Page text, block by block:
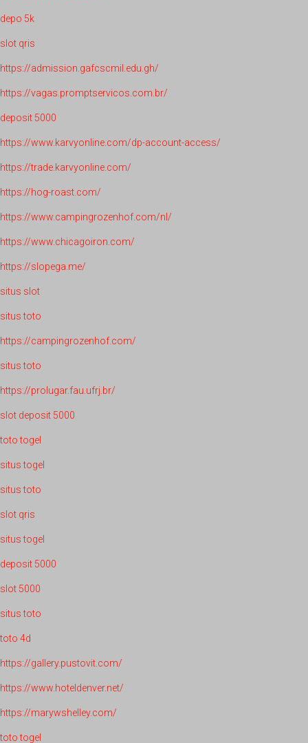
depo 5k
slot qris
https://admission.gafcscmil.edu.gh/
https://vagas.promptservicos.com.br/
deposit 5000
https://www.karvyonline.com/dp-account-access/
https://trade.karvyonline.com/
https://hog-roast.com/
https://www.campingrozenhof.com/nl/
https://www.chicagoiron.com/
https://slopega.me/
situs slot
situs toto
https://campingrozenhof.com/
situs toto
https://prolugar.fau.ufrj.br/
slot deposit 5000
toto togel
situs togel
situs toto
slot qris
situs togel
deposit 5000
slot 5000
situs toto
toto 4d
https://gallery.pustovit.com/
https://www.hoteldenver.net/
https://marywshelley.com/
toto togel